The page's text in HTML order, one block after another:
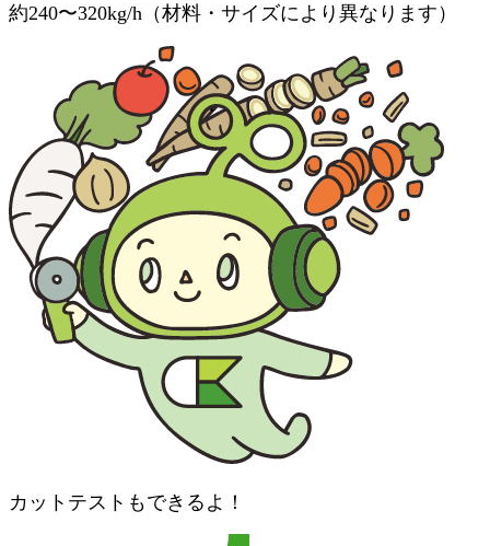
約240〜320kg/h（材料・サイズにより異なります）
カットテストもできるよ！